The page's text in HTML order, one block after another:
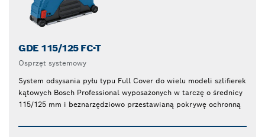
GDE 115/125 FC-T
Osprzęt systemowy
System odsysania pyłu typu Full Cover do wielu modeli szlifierek
kątowych Bosch Professional wyposażonych w tarczę o średnicy
115/125 mm i beznarzędziowo przestawianą pokrywę ochronną